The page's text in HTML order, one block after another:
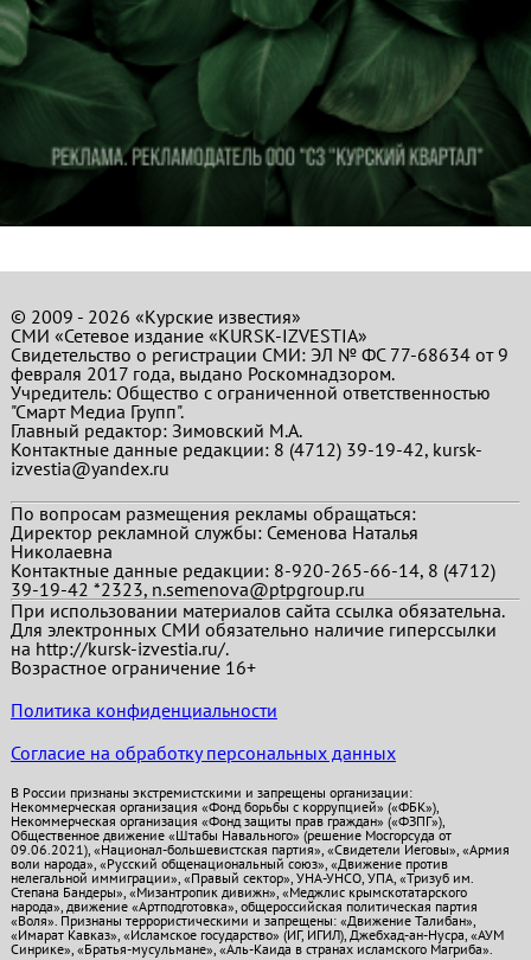
© 2009 - 2026 «Курские известия»
СМИ «Сетевое издание «KURSK-IZVESTIA»
Свидетельство о регистрации СМИ: ЭЛ № ФС 77-68634 от 9
февраля 2017 года, выдано Роскомнадзором.
Учредитель: Общество с ограниченной ответственностью
"Смарт Медиа Групп".
Главный редактор:Зимовский М.А.
Контактные данные редакции: 8 (4712) 39-19-42, kursk-
izvestia@yandex.ru
По вопросам размещения рекламы обращаться:
Директор рекламной службы: Семенова Наталья
Николаевна
Контактные данные редакции: 8-920-265-66-14, 8 (4712)
39-19-42 *2323, n.semenova@ptpgroup.ru
При использовании материалов сайта ссылка обязательна.
Для электронных СМИ обязательно наличие гиперссылки
на http://kursk-izvestia.ru/.
Возрастное ограничение 16+
Политика конфиденциальности
Согласие на обработку персональных данных
В России признаны экстремистскими и запрещены организации:
Некоммерческая организация «Фонд борьбы с коррупцией» («ФБК»),
Некоммерческая организация «Фонд защиты прав граждан» («ФЗПГ»),
Общественное движение «Штабы Навального» (решение Мосгорсуда от
09.06.2021), «Национал-большевистская партия», «Свидетели Иеговы», «Армия
воли народа», «Русский общенациональный союз», «Движение против
нелегальной иммиграции», «Правый сектор», УНА-УНСО, УПА, «Тризуб им.
Степана Бандеры», «Мизантропик дивижн», «Меджлис крымскотатарского
народа», движение «Артподготовка», общероссийская политическая партия
«Воля». Признаны террористическими и запрещены: «Движение Талибан»,
«Имарат Кавказ», «Исламское государство» (ИГ, ИГИЛ), Джебхад-ан-Нусра, «АУМ
Синрике», «Братья-мусульмане», «Аль-Каида в странах исламского Магриба».